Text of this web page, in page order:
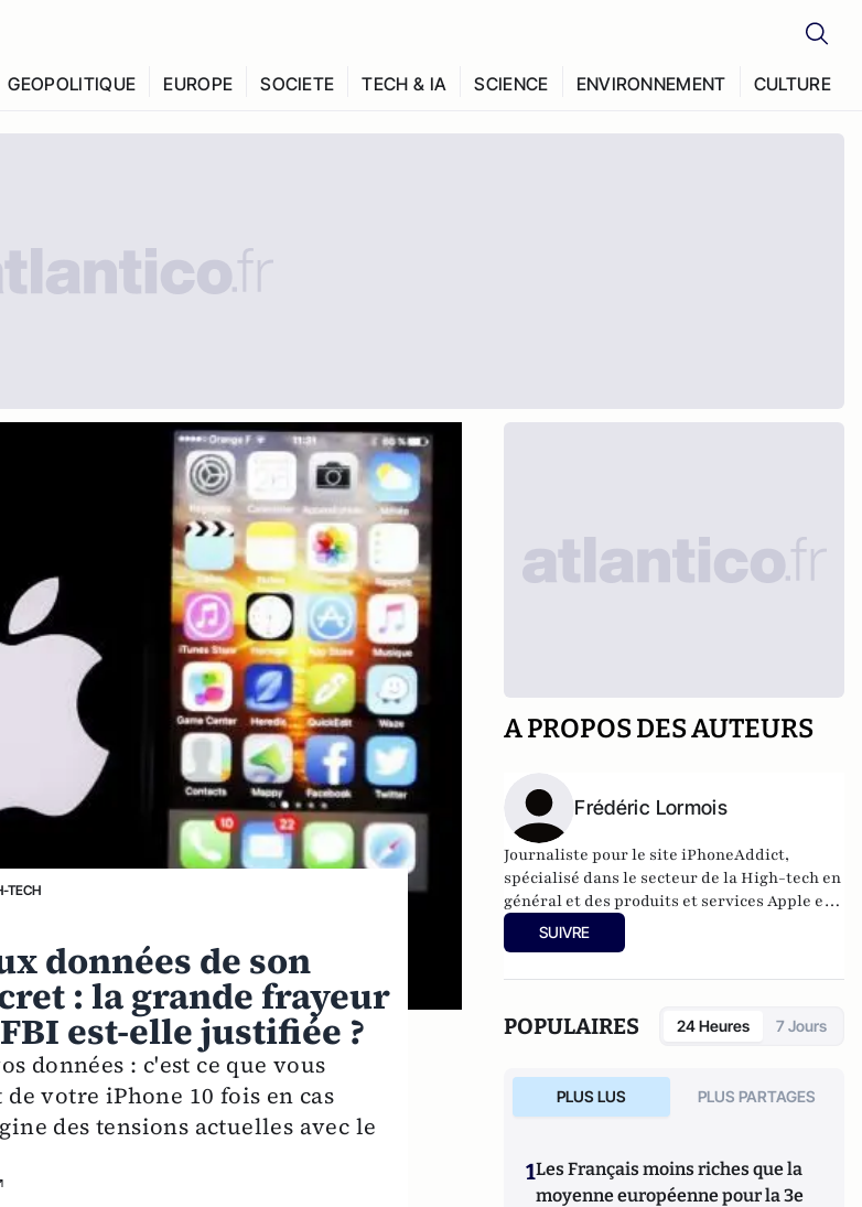
GEOPOLITIQUE EUROPE SOCIETE TECH & IA SCIENCE ENVIRONNEMENT CULTURE
TECH
données de son
: la grande frayeur
est-elle justifiée ?
données : c'est ce que vous
votre iPhone 10 fois en cas
des tensions actuelles avec le
A PROPOS DES AUTEURS
Frédéric Lormois
Journaliste pour le site iPhoneAddict,
spécialisé dans le secteur de la High-tech en
général et des produits et services Apple en
particulier.
SUIVRE
POPULAIRES 24 Heures 7 Jours
PLUS LUS PLUS PARTAGES
1Les Français moins riches que la
moyenne européenne pour la 3e